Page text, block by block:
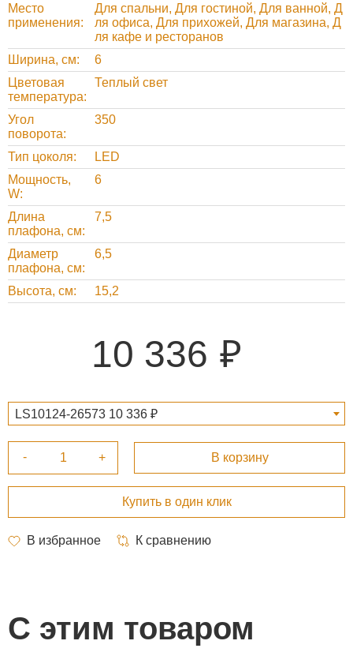
Место
применения
Для спальни, Для гостиной, Для ванной, Д
ля офиса, Для прихожей, Для магазина, Д
ля кафе и ресторанов
Ширина, см
6
Цветовая
температура
Теплый свет
Угол
поворота
350
Тип цоколя
LED
Мощность,
W
6
Длина
плафона, см
7,5
Диаметр
плафона, см
6,5
Высота, см 15,2
10 336
LS10124-26573 10 336 ₽
С этим товаром